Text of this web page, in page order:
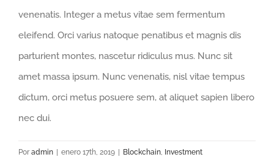
venenatis. Integer a metus vitae sem fermentum
eleifend. Orci varius natoque penatibus et magnis dis
parturient montes, nascetur ridiculus mus. Nunc sit
amet massa ipsum. Nunc venenatis, nisl vitae tempus
dictum, orci metus posuere sem, at aliquet sapien libero
nec dui.
Por admin enero 17th, 2019 Blockchain, Investment